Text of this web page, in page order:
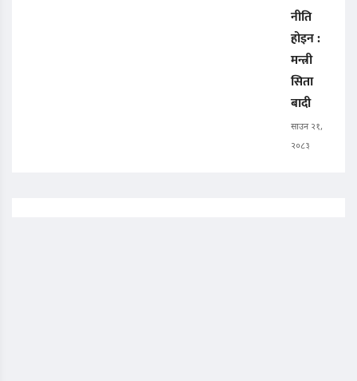
नीति
होइन :
मन्त्री
सिता
बादी
साउन २१,
२०८३